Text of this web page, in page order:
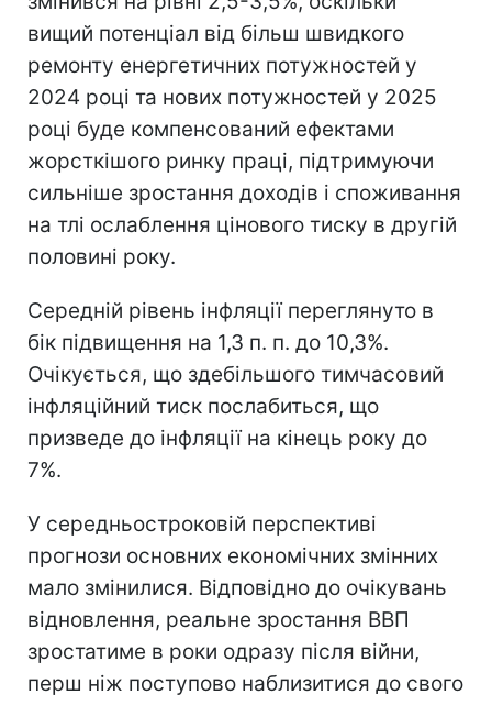
вищий потенціал від більш швидкого
ремонту енергетичних потужностей у
2024 році та нових потужностей у 2025
році буде компенсований ефектами
жорсткішого ринку праці, підтримуючи
сильніше зростання доходів і споживання
на тлі ослаблення цінового тиску в другій
половині року.
Середній рівень інфляції переглянуто в
бік підвищення на 1,3 п. п. до 10,3%.
Очікується, що здебільшого тимчасовий
інфляційний тиск послабиться, що
призведе до інфляції на кінець року до
7%.
У середньостроковій перспективі
прогнози основних економічних змінних
мало змінилися. Відповідно до очікувань
відновлення, реальне зростання ВВП
зростатиме в роки одразу після війни,
перш ніж поступово наблизитися до свого